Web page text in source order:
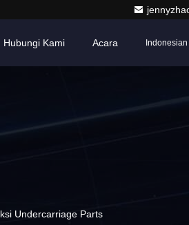
Hubungi Kami Acara Indonesian
Undercarriage Parts